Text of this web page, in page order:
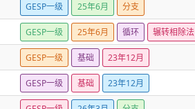
GESP一级 25年6月 分支
GESP一级 25年6月 循环 辗转相除法
GESP一级 基础 23年12月
GESP一级 基础 23年12月